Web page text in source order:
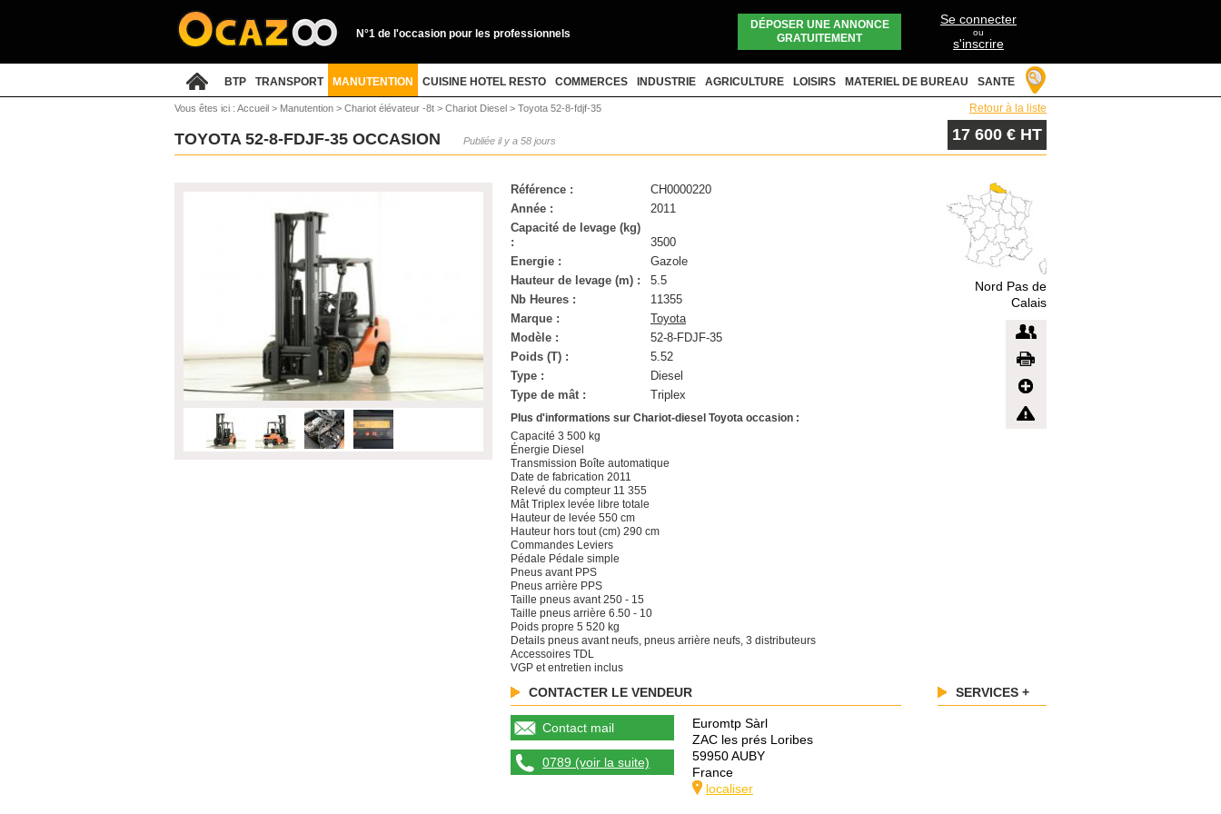
N°1 de l'occasion pour les professionnels
DÉPOSER UNE ANNONCE
GRATUITEMENT
Se connecter
ou
s'inscrire
BTP TRANSPORT MANUTENTION CUISINE HOTEL RESTO COMMERCES INDUSTRIE AGRICULTURE LOISIRS MATERIEL DE BUREAU SANTE
Vous êtes ici : Accueil > Manutention > Chariot élévateur -8t > Chariot Diesel > Toyota 52-8-fdjf-35 Retour à la liste
TOYOTA 52-8-FDJF-35 OCCASION Publiée il y a 58 jours 17 600 € HT
Référence :
CH0000220
Année :
2011
Capacité de levage (kg)
:
3500
Energie :
Gazole
Hauteur de levage (m) :
5.5
Nb Heures :
11355
Marque :
Toyota
Modèle :
52-8-FDJF-35
Poids (T) :
5.52
Type :
Diesel
Type de mât :
Triplex
Plus d'informations sur Chariot-diesel Toyota occasion :
Capacité 3 500 kg
Énergie Diesel
Transmission Boîte automatique
Date de fabrication 2011
Relevé du compteur 11 355
Mât Triplex levée libre totale
Hauteur de levée 550 cm
Hauteur hors tout (cm) 290 cm
Commandes Leviers
Pédale Pédale simple
Pneus avant PPS
Pneus arrière PPS
Taille pneus avant 250 - 15
Taille pneus arrière 6.50 - 10
Poids propre 5 520 kg
Details pneus avant neufs, pneus arrière neufs, 3 distributeurs
Accessoires TDL
VGP et entretien inclus
Nord Pas de
Calais
CONTACTER LE VENDEUR
Contact mail
0789 (voir la suite)
Euromtp Sàrl
ZAC les prés Loribes
59950 AUBY
France
localiser
SERVICES +